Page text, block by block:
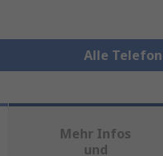
Alle
Mehr Infos
und